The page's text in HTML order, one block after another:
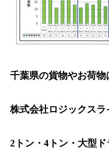
千葉県の貨物やお荷物
株式会社ロジックスラ
2トン・4トン・大型